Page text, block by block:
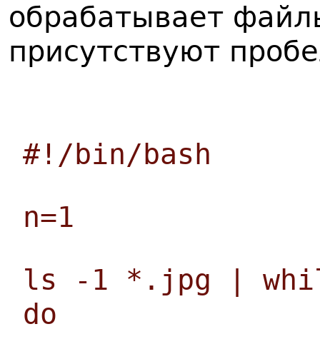
обрабатывает
присутствуют
#!/bin/bash
n=1
ls -1 *.jpg |
do